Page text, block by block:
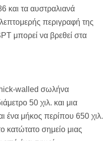
και τα αυστραλιανά
περιγραφή της
μπορεί να βρεθεί στα
walled σωλήνα
50 χιλ. και μια
ένα μήκος περίπου 650 χιλ.
κατώτατο σημείο μιας